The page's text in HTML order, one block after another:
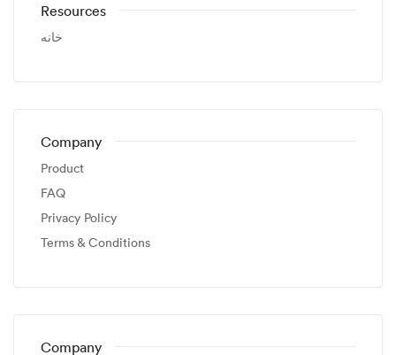
Resources
خانه
Company
Product
FAQ
Privacy Policy
Terms & Conditions
Company